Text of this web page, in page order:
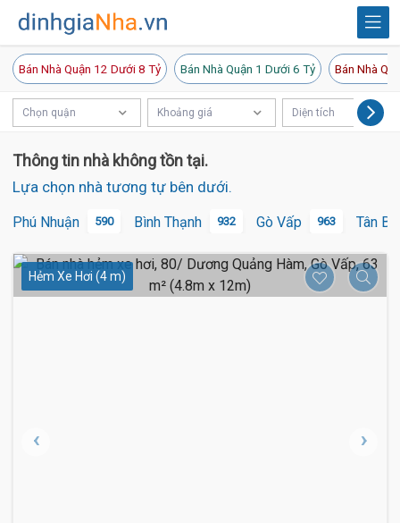
Bán Nhà Quận 12 Dưới 8 Tỷ Bán Nhà Quận 1 Dưới 6 Tỷ Bán Nhà
Chọn quận Khoảng giá Diện tích
Thông tin nhà không tồn tại.
Lựa chọn nhà tương tự bên dưới.
Phú Nhuận 590 Bình Thạnh 932 Gò Vấp 963 Tân
Hẻm Xe Hơi (4 m)